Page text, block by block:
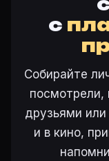
Откройте
Кто актёры в
Режиссёр —
Откройте
Как поставить
На карточке
с
Собирайте
посмотрели,
друзьями
и в кино,